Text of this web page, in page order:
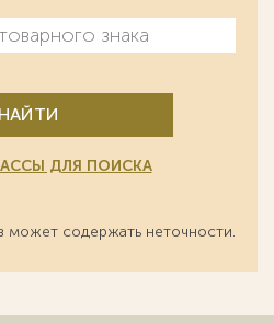
НАЙТИ
ДЛЯ ПОИСКА
может содержать неточности.